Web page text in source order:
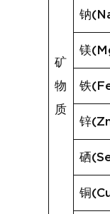
矿
物
质
钠
镁
铁
锌
硒
铜